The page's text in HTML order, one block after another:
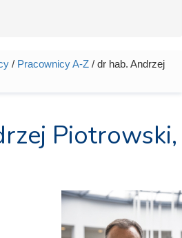
/ Pracownicy A-Z / dr hab. Andrzej
Piotrowski,